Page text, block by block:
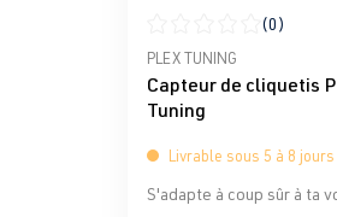
Note moyenne de 0 sur
(0)
PLEX TUNING
Capteur de cliquetis
Tuning
Livrable sous 5 à 8 jours
S'adapte à coup sûr à ta